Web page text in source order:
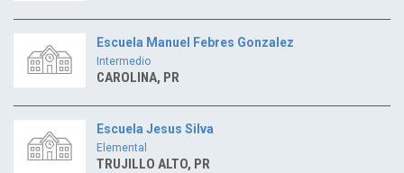
Escuela Manuel Febres Gonzalez
Intermedio
CAROLINA, PR
Escuela Jesus Silva
Elemental
TRUJILLO ALTO, PR